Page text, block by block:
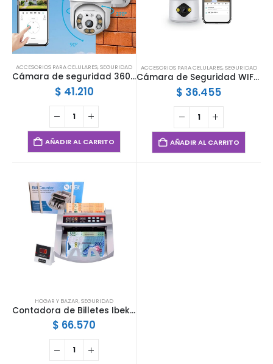
ACCESORIOS PARA CELULARES,SEGURIDAD
Cámara de seguridad 360° Ibek IB-A6
$ 41.210
AÑADIR AL CARRITO
ACCESORIOS PARA CELULARES,SEGURIDAD
Cámara de Seguridad WIFI IB5700
$ 36.455
AÑADIR AL CARRITO
HOGAR Y BAZAR,SEGURIDAD
Contadora de Billetes Ibek COB-241001
$ 66.570